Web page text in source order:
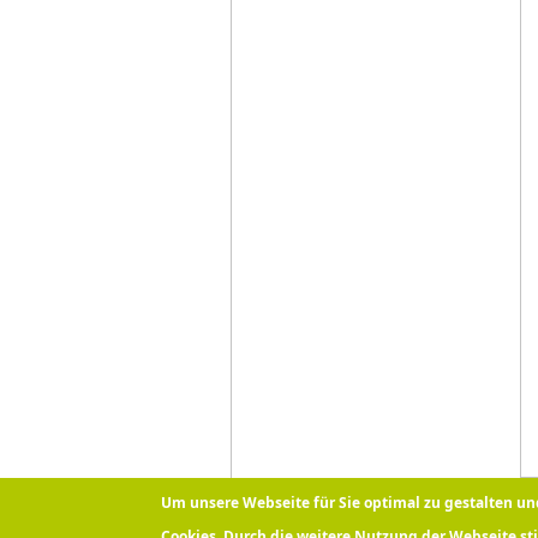
Um unsere Webseite für Sie optimal zu gestalten